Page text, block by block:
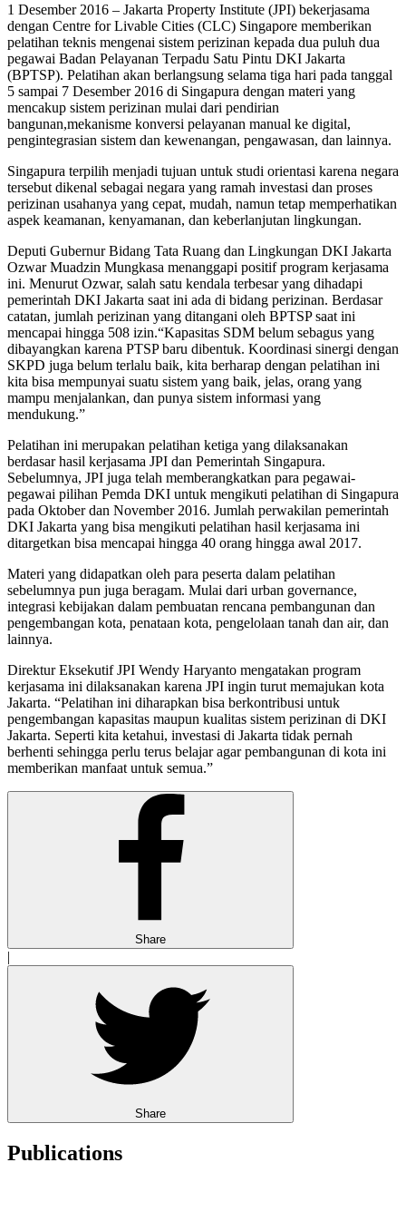
1 Desember 2016 – Jakarta Property Institute (JPI) bekerjasama
dengan Centre for Livable Cities (CLC) Singapore memberikan
pelatihan teknis mengenai sistem perizinan kepada dua puluh dua
pegawai Badan Pelayanan Terpadu Satu Pintu DKI Jakarta
(BPTSP). Pelatihan akan berlangsung selama tiga hari pada tanggal
5 sampai 7 Desember 2016 di Singapura dengan materi yang
mencakup sistem perizinan mulai dari pendirian
bangunan,mekanisme konversi pelayanan manual ke digital,
pengintegrasian sistem dan kewenangan, pengawasan, dan lainnya.
Singapura terpilih menjadi tujuan untuk studi orientasi karena negara
tersebut dikenal sebagai negara yang ramah investasi dan proses
perizinan usahanya yang cepat, mudah, namun tetap memperhatikan
aspek keamanan, kenyamanan, dan keberlanjutan lingkungan.
Deputi Gubernur Bidang Tata Ruang dan Lingkungan DKI Jakarta
Ozwar Muadzin Mungkasa menanggapi positif program kerjasama
ini. Menurut Ozwar, salah satu kendala terbesar yang dihadapi
pemerintah DKI Jakarta saat ini ada di bidang perizinan. Berdasar
catatan, jumlah perizinan yang ditangani oleh BPTSP saat ini
mencapai hingga 508 izin.“Kapasitas SDM belum sebagus yang
dibayangkan karena PTSP baru dibentuk. Koordinasi sinergi dengan
SKPD juga belum terlalu baik, kita berharap dengan pelatihan ini
kita bisa mempunyai suatu sistem yang baik, jelas, orang yang
mampu menjalankan, dan punya sistem informasi yang
mendukung.”
Pelatihan ini merupakan pelatihan ketiga yang dilaksanakan
berdasar hasil kerjasama JPI dan Pemerintah Singapura.
Sebelumnya, JPI juga telah memberangkatkan para pegawai-
pegawai pilihan Pemda DKI untuk mengikuti pelatihan di Singapura
pada Oktober dan November 2016. Jumlah perwakilan pemerintah
DKI Jakarta yang bisa mengikuti pelatihan hasil kerjasama ini
ditargetkan bisa mencapai hingga 40 orang hingga awal 2017.
Materi yang didapatkan oleh para peserta dalam pelatihan
sebelumnya pun juga beragam. Mulai dari urban governance,
integrasi kebijakan dalam pembuatan rencana pembangunan dan
pengembangan kota, penataan kota, pengelolaan tanah dan air, dan
lainnya.
Direktur Eksekutif JPI Wendy Haryanto mengatakan program
kerjasama ini dilaksanakan karena JPI ingin turut memajukan kota
Jakarta. “Pelatihan ini diharapkan bisa berkontribusi untuk
pengembangan kapasitas maupun kualitas sistem perizinan di DKI
Jakarta. Seperti kita ketahui, investasi di Jakarta tidak pernah
berhenti sehingga perlu terus belajar agar pembangunan di kota ini
memberikan manfaat untuk semua.”
Share
|
Share
Publications